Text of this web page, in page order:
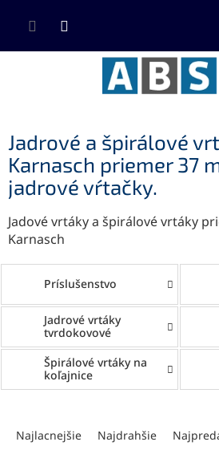
Jadrové a špirálové
Karnasch priemer 37
jadrové vŕtačky.
Jadové vrtáky a špirálové vrtáky
Karnasch
Príslušenstvo
Jadrové vrtáky
tvrdokovové
Špirálové vrtáky na
koľajnice
Najlacnejšie Najdrahšie